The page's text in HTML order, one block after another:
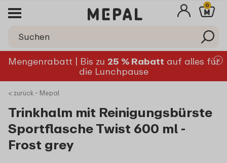
0
Mengenrabatt | Bis zu 25 % Rabatt auf alles für
die Lunchpause
< zurück - Mepal
Trinkhalm mit Reinigungsbürste
Sportflasche Twist 600 ml -
Frost grey